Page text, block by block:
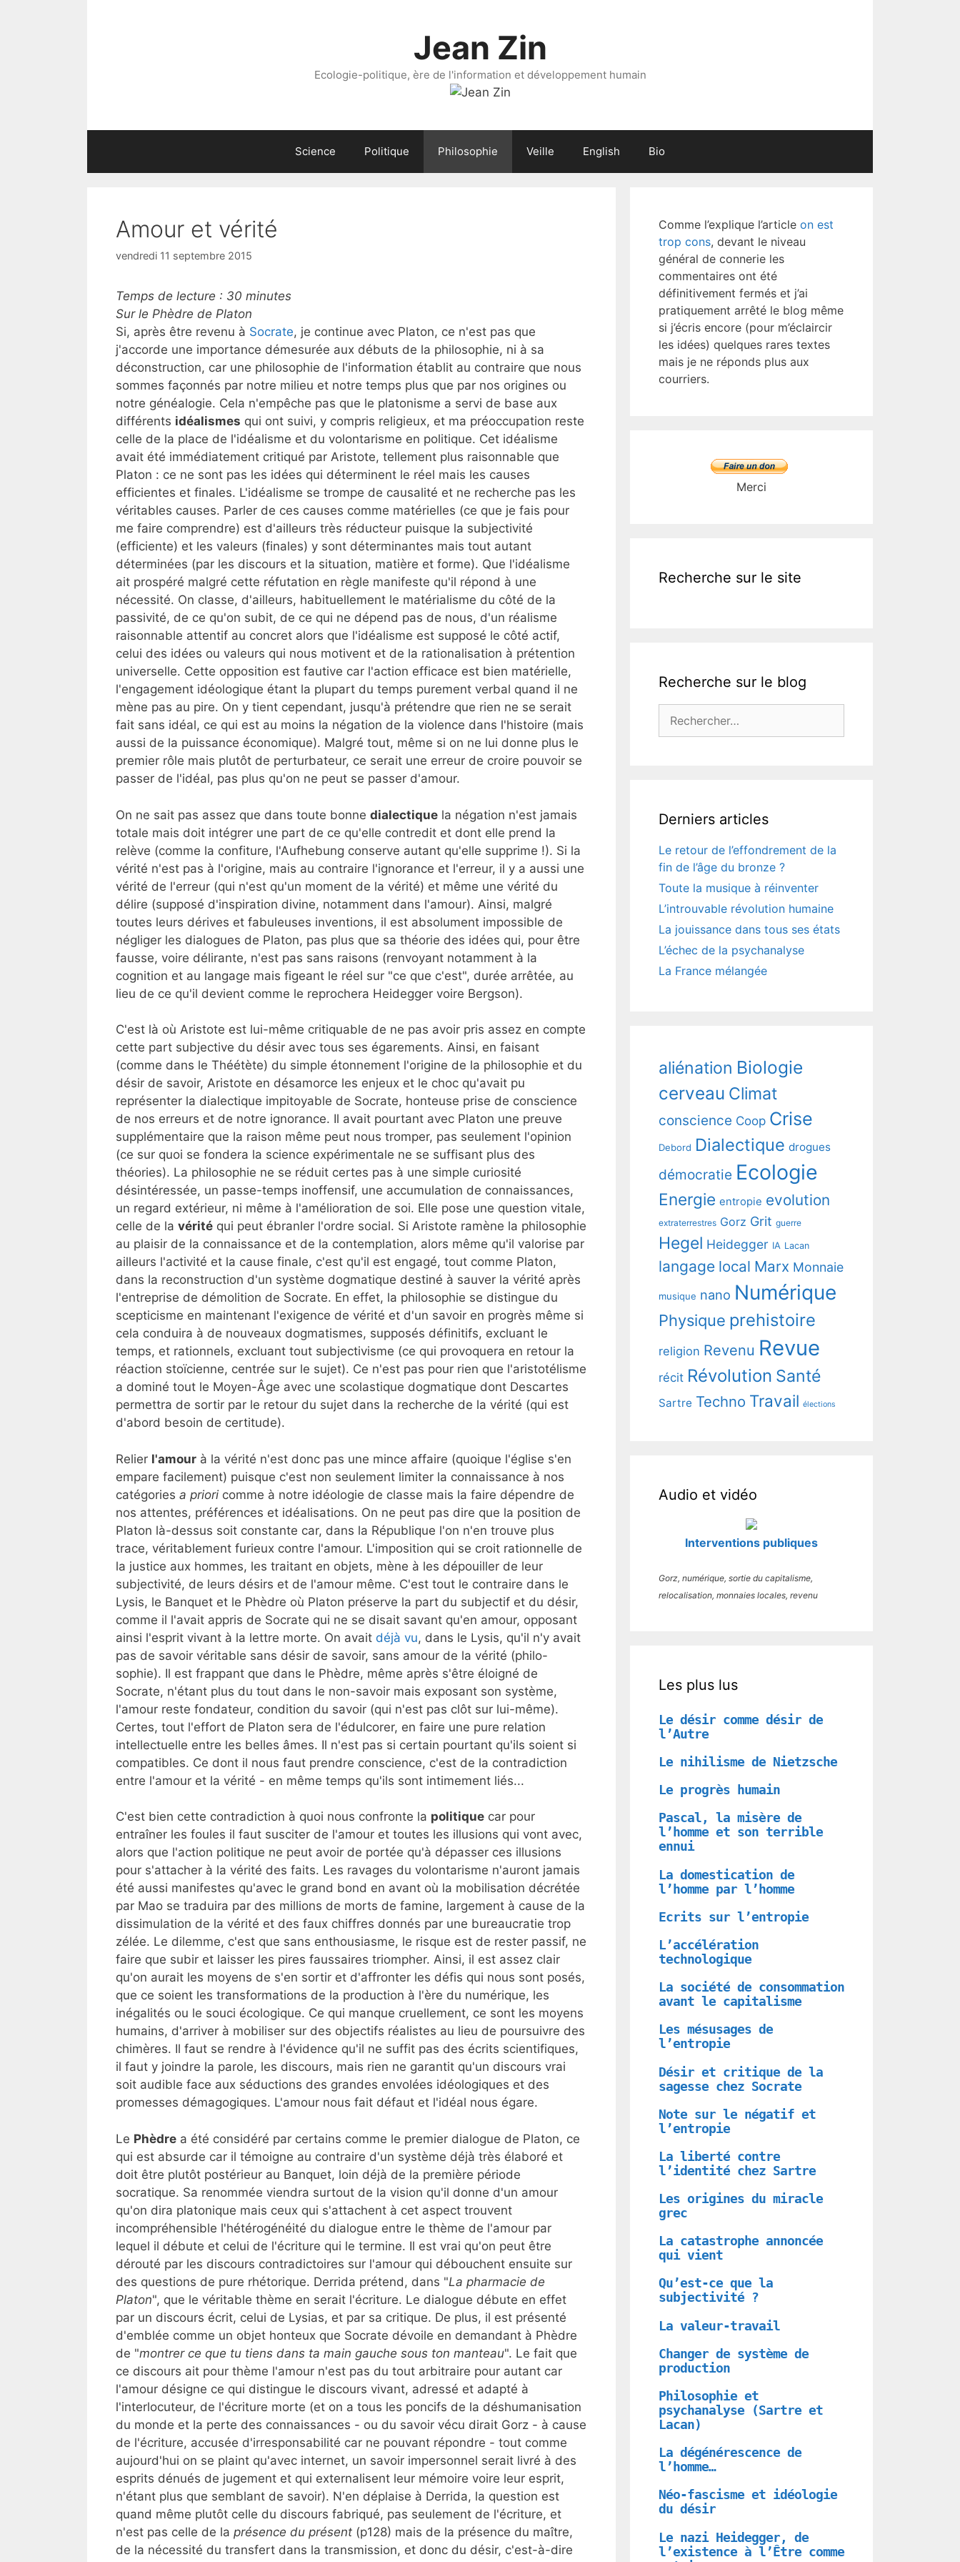
Jean Zin
Ecologie-politique, ère de l'information et développement humain
Science Politique Philosophie Veille English Bio
Amour et vérité
vendredi 11 septembre 2015
Temps de lecture : 30 minutes
Sur le Phèdre de Platon
Si, après être revenu à Socrate, je continue avec Platon, ce n'est pas que
j'accorde une importance démesurée aux débuts de la philosophie, ni à sa
déconstruction, car une philosophie de l'information établit au contraire que nous
sommes façonnés par notre milieu et notre temps plus que par nos origines ou
notre généalogie. Cela n'empêche pas que le platonisme a servi de base aux
différents idéalismes qui ont suivi, y compris religieux, et ma préoccupation reste
celle de la place de l'idéalisme et du volontarisme en politique. Cet idéalisme
avait été immédiatement critiqué par Aristote, tellement plus raisonnable que
Platon : ce ne sont pas les idées qui déterminent le réel mais les causes
efficientes et finales. L'idéalisme se trompe de causalité et ne recherche pas les
véritables causes. Parler de ces causes comme matérielles (ce que je fais pour
me faire comprendre) est d'ailleurs très réducteur puisque la subjectivité
(efficiente) et les valeurs (finales) y sont déterminantes mais tout autant
déterminées (par les discours et la situation, matière et forme). Que l'idéalisme
ait prospéré malgré cette réfutation en règle manifeste qu'il répond à une
nécessité. On classe, d'ailleurs, habituellement le matérialisme du côté de la
passivité, de ce qu'on subit, de ce qui ne dépend pas de nous, d'un réalisme
raisonnable attentif au concret alors que l'idéalisme est supposé le côté actif,
celui des idées ou valeurs qui nous motivent et de la rationalisation à prétention
universelle. Cette opposition est fautive car l'action efficace est bien matérielle,
l'engagement idéologique étant la plupart du temps purement verbal quand il ne
mène pas au pire. On y tient cependant, jusqu'à prétendre que rien ne se serait
fait sans idéal, ce qui est au moins la négation de la violence dans l'histoire (mais
aussi de la puissance économique). Malgré tout, même si on ne lui donne plus le
premier rôle mais plutôt de perturbateur, ce serait une erreur de croire pouvoir se
passer de l'idéal, pas plus qu'on ne peut se passer d'amour.
On ne sait pas assez que dans toute bonne dialectique la négation n'est jamais
totale mais doit intégrer une part de ce qu'elle contredit et dont elle prend la
relève (comme la confiture, l'Aufhebung conserve autant qu'elle supprime !). Si la
vérité n'est pas à l'origine, mais au contraire l'ignorance et l'erreur, il y a aussi une
vérité de l'erreur (qui n'est qu'un moment de la vérité) et même une vérité du
délire (supposé d'inspiration divine, notamment dans l'amour). Ainsi, malgré
toutes leurs dérives et fabuleuses inventions, il est absolument impossible de
négliger les dialogues de Platon, pas plus que sa théorie des idées qui, pour être
fausse, voire délirante, n'est pas sans raisons (renvoyant notamment à la
cognition et au langage mais figeant le réel sur "ce que c'est", durée arrêtée, au
lieu de ce qu'il devient comme le reprochera Heidegger voire Bergson).
C'est là où Aristote est lui-même critiquable de ne pas avoir pris assez en compte
cette part subjective du désir avec tous ses égarements. Ainsi, en faisant
(comme dans le Théétète) du simple étonnement l'origine de la philosophie et du
désir de savoir, Aristote en désamorce les enjeux et le choc qu'avait pu
représenter la dialectique impitoyable de Socrate, honteuse prise de conscience
de nos erreurs et de notre ignorance. Il avait pourtant avec Platon une preuve
supplémentaire que la raison même peut nous tromper, pas seulement l'opinion
(ce sur quoi se fondera la science expérimentale ne se suffisant plus des
théories). La philosophie ne se réduit certes pas à une simple curiosité
désintéressée, un passe-temps inoffensif, une accumulation de connaissances,
un regard extérieur, ni même à l'amélioration de soi. Elle pose une question vitale,
celle de la vérité qui peut ébranler l'ordre social. Si Aristote ramène la philosophie
au plaisir de la connaissance et de la contemplation, alors même qu'il valorise par
ailleurs l'activité et la cause finale, c'est qu'il est engagé, tout comme Platon,
dans la reconstruction d'un système dogmatique destiné à sauver la vérité après
l'entreprise de démolition de Socrate. En effet, la philosophie se distingue du
scepticisme en maintenant l'exigence de vérité et d'un savoir en progrès même si
cela conduira à de nouveaux dogmatismes, supposés définitifs, excluant le
temps, et rationnels, excluant tout subjectivisme (ce qui provoquera en retour la
réaction stoïcienne, centrée sur le sujet). Ce n'est pas pour rien que l'aristotélisme
a dominé tout le Moyen-Âge avec une scolastique dogmatique dont Descartes
permettra de sortir par le retour du sujet dans la recherche de la vérité (qui est
d'abord besoin de certitude).
Relier l'amour à la vérité n'est donc pas une mince affaire (quoique l'église s'en
empare facilement) puisque c'est non seulement limiter la connaissance à nos
catégories a priori comme à notre idéologie de classe mais la faire dépendre de
nos attentes, préférences et idéalisations. On ne peut pas dire que la position de
Platon là-dessus soit constante car, dans la République l'on n'en trouve plus
trace, véritablement furieux contre l'amour. L'imposition qui se croit rationnelle de
la justice aux hommes, les traitant en objets, mène à les dépouiller de leur
subjectivité, de leurs désirs et de l'amour même. C'est tout le contraire dans le
Lysis, le Banquet et le Phèdre où Platon préserve la part du subjectif et du désir,
comme il l'avait appris de Socrate qui ne se disait savant qu'en amour, opposant
ainsi l'esprit vivant à la lettre morte. On avait déjà vu, dans le Lysis, qu'il n'y avait
pas de savoir véritable sans désir de savoir, sans amour de la vérité (philo-
sophie). Il est frappant que dans le Phèdre, même après s'être éloigné de
Socrate, n'étant plus du tout dans le non-savoir mais exposant son système,
l'amour reste fondateur, condition du savoir (qui n'est pas clôt sur lui-même).
Certes, tout l'effort de Platon sera de l'édulcorer, en faire une pure relation
intellectuelle entre les belles âmes. Il n'est pas si certain pourtant qu'ils soient si
compatibles. Ce dont il nous faut prendre conscience, c'est de la contradiction
entre l'amour et la vérité - en même temps qu'ils sont intimement liés...
C'est bien cette contradiction à quoi nous confronte la politique car pour
entraîner les foules il faut susciter de l'amour et toutes les illusions qui vont avec,
alors que l'action politique ne peut avoir de portée qu'à dépasser ces illusions
pour s'attacher à la vérité des faits. Les ravages du volontarisme n'auront jamais
été aussi manifestes qu'avec le grand bond en avant où la mobilisation décrétée
par Mao se traduira par des millions de morts de famine, largement à cause de la
dissimulation de la vérité et des faux chiffres donnés par une bureaucratie trop
zélée. Le dilemme, c'est que sans enthousiasme, le risque est de rester passif, ne
faire que subir et laisser les pires faussaires triompher. Ainsi, il est assez clair
qu'on aurait les moyens de s'en sortir et d'affronter les défis qui nous sont posés,
que ce soient les transformations de la production à l'ère du numérique, les
inégalités ou le souci écologique. Ce qui manque cruellement, ce sont les moyens
humains, d'arriver à mobiliser sur des objectifs réalistes au lieu de poursuivre des
chimères. Il faut se rendre à l'évidence qu'il ne suffit pas des écrits scientifiques,
il faut y joindre la parole, les discours, mais rien ne garantit qu'un discours vrai
soit audible face aux séductions des grandes envolées idéologiques et des
promesses démagogiques. L'amour nous fait défaut et l'idéal nous égare.
Le Phèdre a été considéré par certains comme le premier dialogue de Platon, ce
qui est absurde car il témoigne au contraire d'un système déjà très élaboré et
doit être plutôt postérieur au Banquet, loin déjà de la première période
socratique. Sa renommée viendra surtout de la vision qu'il donne d'un amour
qu'on dira platonique mais ceux qui s'attachent à cet aspect trouvent
incompréhensible l'hétérogénéité du dialogue entre le thème de l'amour par
lequel il débute et celui de l'écriture qui le termine. Il est vrai qu'on peut être
dérouté par les discours contradictoires sur l'amour qui débouchent ensuite sur
des questions de pure rhétorique. Derrida prétend, dans "La pharmacie de
Platon", que le véritable thème en serait l'écriture. Le dialogue débute en effet
par un discours écrit, celui de Lysias, et par sa critique. De plus, il est présenté
d'emblée comme un objet honteux que Socrate dévoile en demandant à Phèdre
de "montrer ce que tu tiens dans ta main gauche sous ton manteau". Le fait que
ce discours ait pour thème l'amour n'est pas du tout arbitraire pour autant car
l'amour désigne ce qui distingue le discours vivant, adressé et adapté à
l'interlocuteur, de l'écriture morte (et on a tous les poncifs de la déshumanisation
du monde et la perte des connaissances - ou du savoir vécu dirait Gorz - à cause
de l'écriture, accusée d'irresponsabilité car ne pouvant répondre - tout comme
aujourd'hui on se plaint qu'avec internet, un savoir impersonnel serait livré à des
esprits dénués de jugement et qui externalisent leur mémoire voire leur esprit,
n'étant plus que semblant de savoir). N'en déplaise à Derrida, la question est
quand même plutôt celle du discours fabriqué, pas seulement de l'écriture, et
n'est pas celle de la présence du présent (p128) mais de la présence du maître,
de la nécessité du transfert dans la transmission, et donc du désir, c'est-à-dire
Comme l’explique l’article on est
trop cons, devant le niveau
général de connerie les
commentaires ont été
définitivement fermés et j’ai
pratiquement arrêté le blog même
si j’écris encore (pour m’éclaircir
les idées) quelques rares textes
mais je ne réponds plus aux
courriers.
Merci
Recherche sur le site
Recherche sur le blog
Derniers articles
Le retour de l’effondrement de la
fin de l’âge du bronze ?
Toute la musique à réinventer
L’introuvable révolution humaine
La jouissance dans tous ses états
L’échec de la psychanalyse
La France mélangée
aliénation Biologie
cerveau Climat
conscience Coop Crise
Debord Dialectique drogues
démocratie Ecologie
Energie entropie evolution
extraterrestres Gorz Grit guerre
Hegel Heidegger IA Lacan
langage local Marx Monnaie
musique nano Numérique
Physique prehistoire
religion Revenu Revue
récit Révolution Santé
Sartre Techno Travail élections
Audio et vidéo
Interventions publiques
Gorz, numérique, sortie du capitalisme,
relocalisation, monnaies locales, revenu
Les plus lus
Le désir comme désir de
l’Autre
Le nihilisme de Nietzsche
Le progrès humain
Pascal, la misère de
l’homme et son terrible
ennui
La domestication de
l’homme par l’homme
Ecrits sur l’entropie
L’accélération
technologique
La société de consommation
avant le capitalisme
Les mésusages de
l’entropie
Désir et critique de la
sagesse chez Socrate
Note sur le négatif et
l’entropie
La liberté contre
l’identité chez Sartre
Les origines du miracle
grec
La catastrophe annoncée
qui vient
Qu’est-ce que la
subjectivité ?
La valeur-travail
Changer de système de
production
Philosophie et
psychanalyse (Sartre et
Lacan)
La dégénérescence de
l’homme…
Néo-fascisme et idéologie
du désir
Le nazi Heidegger, de
l’existence à l’Être comme